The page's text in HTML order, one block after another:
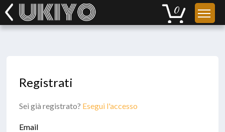
Registrati
Sei già registrato? Esegui l'accesso
Email